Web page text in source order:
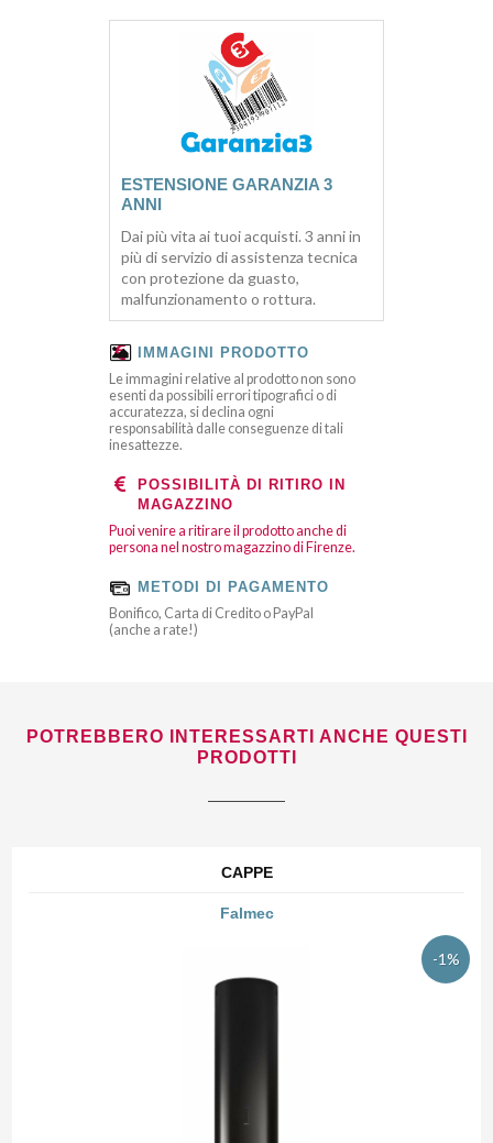
ESTENSIONE GARANZIA 3
ANNI
Dai più vita ai tuoi acquisti. 3 anni in
più di servizio di assistenza tecnica
con protezione da guasto,
malfunzionamento o rottura.
IMMAGINI PRODOTTO
Le immagini relative al prodotto non sono
esenti da possibili errori tipografici o di
accuratezza, si declina ogni
responsabilità dalle conseguenze di tali
inesattezze.
POSSIBILITÀ DI RITIRO IN
MAGAZZINO
Puoi venire a ritirare il prodotto anche di
persona nel nostro magazzino di Firenze.
METODI DI PAGAMENTO
Bonifico, Carta di Credito o PayPal
(anche a rate!)
POTREBBERO INTERESSARTI ANCHE QUESTI
PRODOTTI
CAPPE
Falmec
-1%